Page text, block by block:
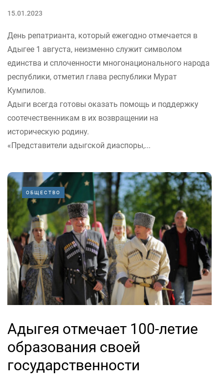
15.01.2023
День репатрианта, который ежегодно отмечается в
Адыгее 1 августа, неизменно служит символом
единства и сплоченности многонационального народа
республики, отметил глава республики Мурат
Кумпилов.
Адыги всегда готовы оказать помощь и поддержку
соотечественникам в их возвращении на
историческую родину.
«Представители адыгской диаспоры,...
ОБЩЕСТВО
Адыгея отмечает 100-летие
образования своей
государственности